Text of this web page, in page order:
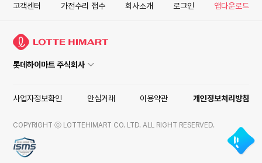
고객센터 가전수리 접수 회사소개 로그인 앱다운로드
롯데하이마트 주식회사
사업자정보확인 안심거래 이용약관 개인정보처리방침
COPYRIGHT ⓒ LOTTEHIMART CO. LTD. ALL RIGHT RESERVED.
ISMS